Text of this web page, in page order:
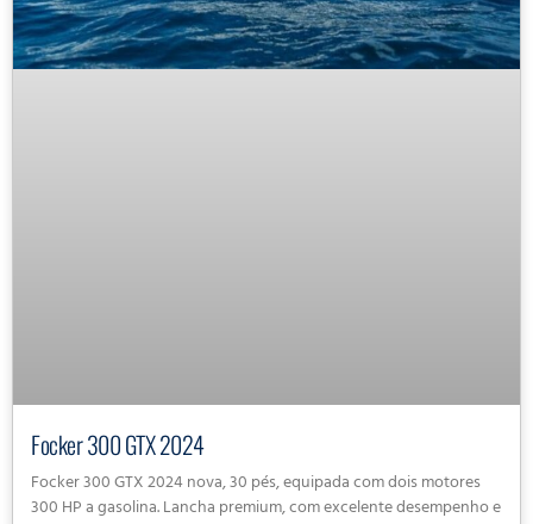
Focker 300 GTX 2024
Focker 300 GTX 2024 nova, 30 pés, equipada com dois motores
300 HP a gasolina. Lancha premium, com excelente desempenho e